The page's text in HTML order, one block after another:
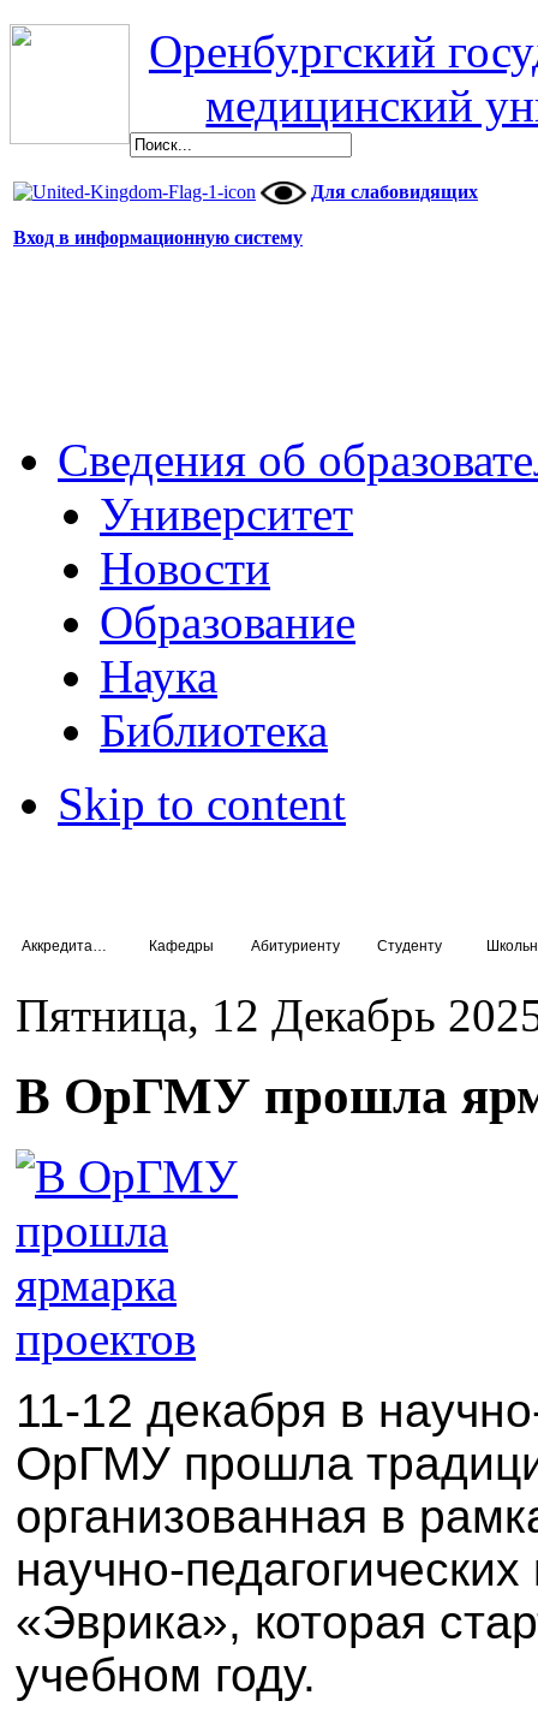
Оренбургский
медицинский
Для слабовидящих
Вход в информационную систему
Сведения об
Университет
Новости
Образование
Наука
Библиотека
Skip to content
Кафедры Абитуриенту Студенту
Пятница, 12 Декабрь
В ОрГМУ прошла
11-12 декабря в
ОрГМУ прошла
организованная в
научно-
«Эврика», которая
учебном году.